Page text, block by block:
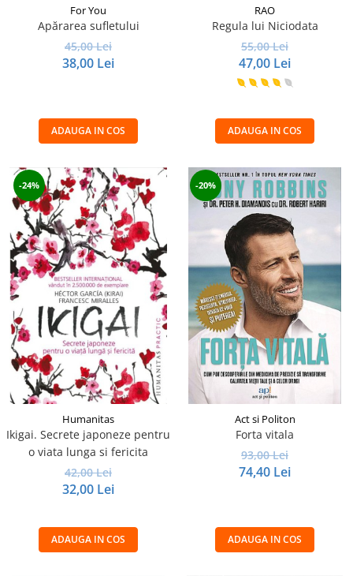
For You
Apărarea sufletului
45,00 Lei
38,00 Lei
ADAUGA IN COS
RAO
Regula lui Niciodata
55,00 Lei
47,00 Lei
ADAUGA IN COS
-24%
Humanitas
Ikigai. Secrete japoneze pentru
o viata lunga si fericita
42,00 Lei
32,00 Lei
ADAUGA IN COS
-20%
Act si Politon
Forta vitala
93,00 Lei
74,40 Lei
ADAUGA IN COS